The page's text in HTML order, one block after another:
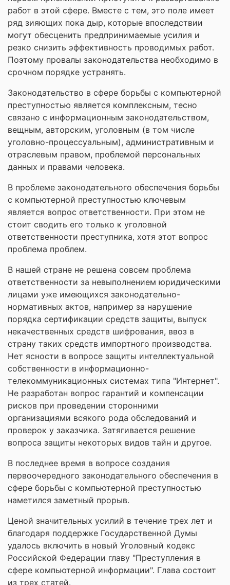
работ в этой сфере. Вместе с тем, это поле имеет
ряд зияющих пока дыр, которые впоследствии
могут обесценить предпринимаемые усилия и
резко снизить эффективность проводимых работ.
Поэтому провалы законодательства необходимо в
срочном порядке устранять.
Законодательство в сфере борьбы с компьютерной
преступностью является комплексным, тесно
связано с информационным законодательством,
вещным, авторским, уголовным (в том числе
уголовно-процессуальным), административным и
отраслевым правом, проблемой персональных
данных и правами человека.
В проблеме законодательного обеспечения борьбы
с компьютерной преступностью ключевым
является вопрос ответственности. При этом не
стоит сводить его только к уголовной
ответственности преступника, хотя этот вопрос
проблема проблем.
В нашей стране не решена совсем проблема
ответственности за невыполнением юридическими
лицами уже имеющихся законодательно-
нормативных актов, например за нарушение
порядка сертификации средств защиты, выпуск
некачественных средств шифрования, ввоз в
страну таких средств импортного производства.
Нет ясности в вопросе защиты интеллектуальной
собственности в информационно-
телекоммуникационных системах типа "Интернет".
Не разработан вопрос гарантий и компенсации
рисков при проведении сторонними
организациями всякого рода обследований и
проверок у заказчика. Затягивается решение
вопроса защиты некоторых видов тайн и другое.
В последнее время в вопросе создания
первоочередного законодательного обеспечения в
сфере борьбы с компьютерной преступностью
наметился заметный прорыв.
Ценой значительных усилий в течение трех лет и
благодаря поддержке Государственной Думы
удалось включить в новый Уголовный кодекс
Российской Федерации главу "Преступления в
сфере компьютерной информации". Глава состоит
из трех статей.